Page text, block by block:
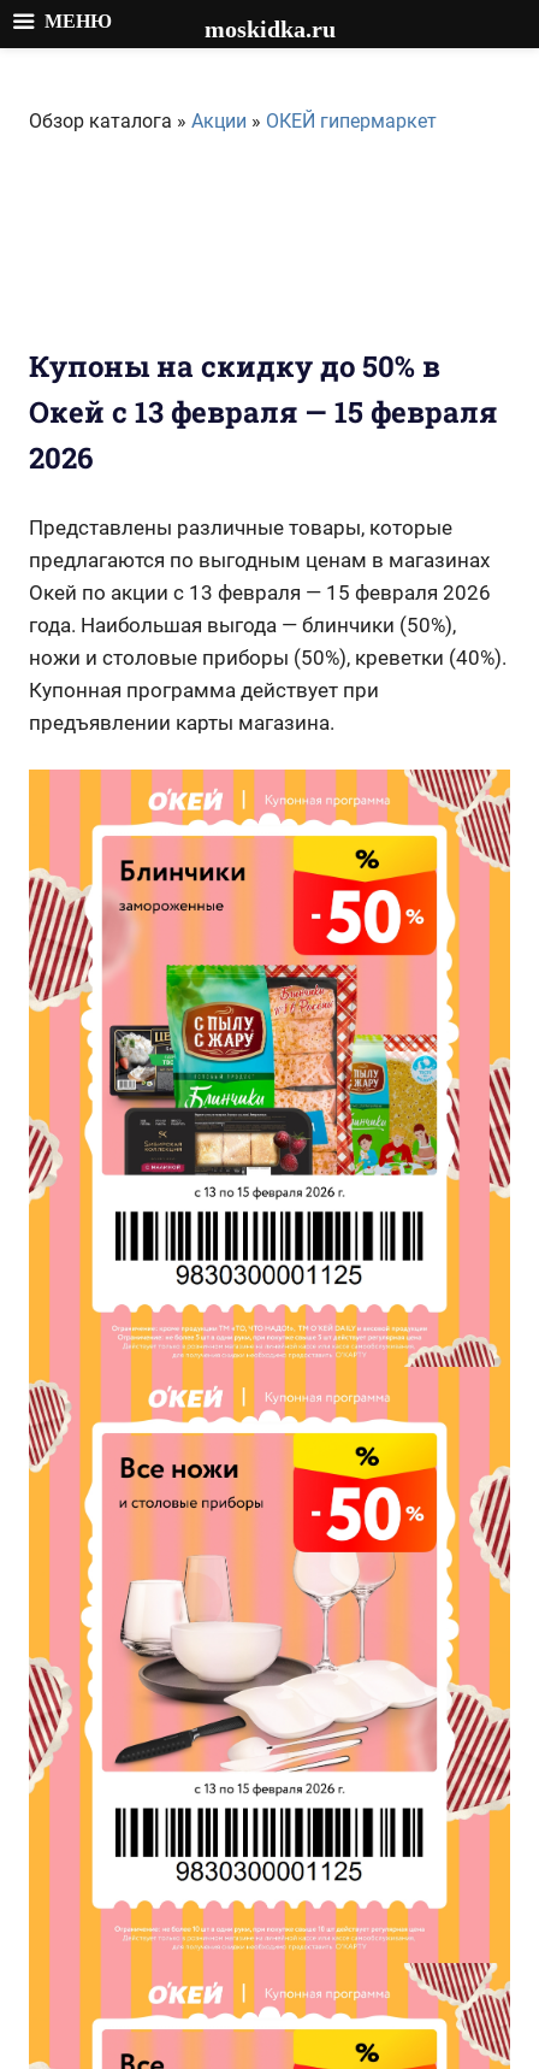
содержимому
Обзор каталога » Акции » ОКЕЙ гипермаркет
Купоны на скидку до 50% в
Окей с 13 февраля — 15 февраля
2026
Представлены различные товары, которые
предлагаются по выгодным ценам в магазинах
Окей по акции с 13 февраля — 15 февраля 2026
года. Наибольшая выгода — блинчики (50%),
ножи и столовые приборы (50%), креветки (40%).
Купонная программа действует при
предъявлении карты магазина.
МЕНЮ moskidka.ru